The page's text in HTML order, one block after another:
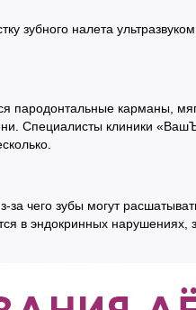
зубного налета
карманы,
Специалисты клиники
чего зубы могут
в эндокринных нарушениях,